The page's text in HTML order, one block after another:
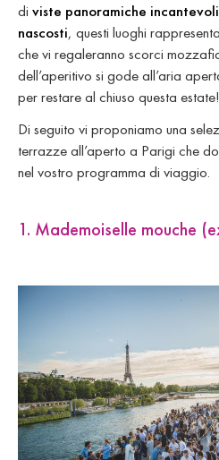
di viste panoramiche
nascosti, questi luoghi
che vi regaleranno scorci
dell’aperitivo si gode all’aria
per restare al chiuso questa estate!
Di seguito vi proponiamo una
terrazze all’aperto a Parigi che
nel vostro programma di viaggio.
1. Mademoiselle mouche